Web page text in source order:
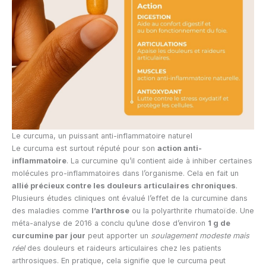
Le curcuma, un puissant anti-inflammatoire naturel
Le curcuma est surtout réputé pour son action anti-
inflammatoire. La curcumine qu’il contient aide à inhiber certaines
molécules pro-inflammatoires dans l’organisme. Cela en fait un
allié précieux contre les douleurs articulaires chroniques.
Plusieurs études cliniques ont évalué l’effet de la curcumine dans
des maladies comme l’arthrose ou la polyarthrite rhumatoïde. Une
méta-analyse de 2016 a conclu qu’une dose d’environ 1 g de
curcumine par jour peut apporter un soulagement modeste mais
réeldes douleurs et raideurs articulaires chez les patients
arthrosiques. En pratique, cela signifie que le curcuma peut